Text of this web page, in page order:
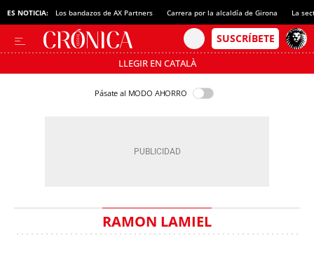
ES NOTICIA: Los bandazos de AX Partners Carrera por la alcaldía de Girona La
LLEGIR EN CATALÀ
Pásate al MODO AHORRO
RAMON LAMIEL